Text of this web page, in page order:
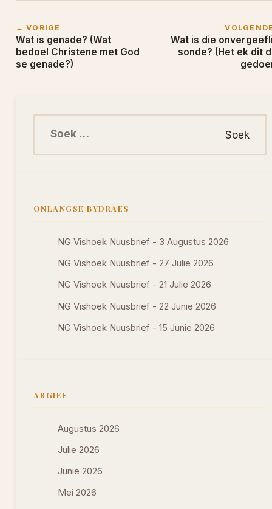
← VORIGE
Wat is genade? (Wat
bedoel Christene met God
se genade?)
Wat is die
sonde? (Het ek dit
ONLANGSE BYDRAES
NG Vishoek Nuusbrief - 3 Augustus 2026
NG Vishoek Nuusbrief - 27 Julie 2026
NG Vishoek Nuusbrief - 21 Julie 2026
NG Vishoek Nuusbrief - 22 Junie 2026
NG Vishoek Nuusbrief - 15 Junie 2026
ARGIEF
Augustus 2026
Julie 2026
Junie 2026
Mei 2026